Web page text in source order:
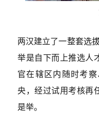
两汉建立了一整套选
举是自下而上推选人
官在辖区内随时考
央，经过试用考核再
是举。